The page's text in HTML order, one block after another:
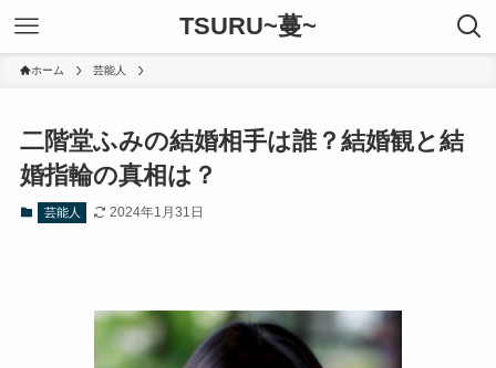
TSURU~蔓~
ホーム 芸能人
二階堂ふみの結婚相手は誰？結婚観と結
婚指輪の真相は？
芸能人 2024年1月31日